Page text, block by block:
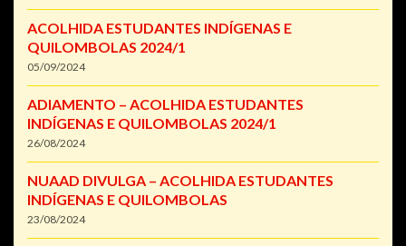
ACOLHIDA ESTUDANTES INDÍGENAS E
QUILOMBOLAS 2024/1
05/09/2024
ADIAMENTO – ACOLHIDA ESTUDANTES
INDÍGENAS E QUILOMBOLAS 2024/1
26/08/2024
NUAAD DIVULGA – ACOLHIDA ESTUDANTES
INDÍGENAS E QUILOMBOLAS
23/08/2024